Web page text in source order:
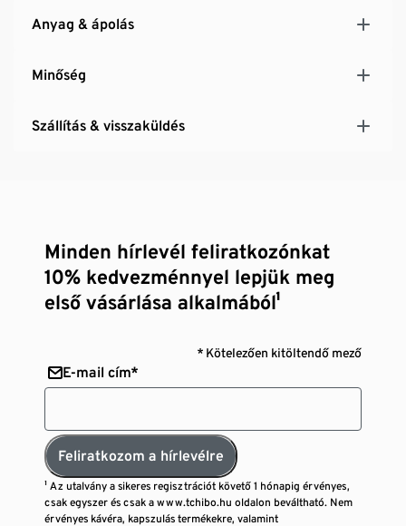
Anyag & ápolás
Minőség
Szállítás & visszaküldés
Minden hírlevél feliratkozónkat
10% kedvezménnyel lepjük meg
első vásárlása alkalmából¹
* Kötelezően kitöltendő mező
E-mail cím*
Feliratkozom a hírlevélre
¹ Az utalvány a sikeres regisztrációt követő 1 hónapig érvényes,
csak egyszer és csak a www.tchibo.hu oldalon beváltható. Nem
érvényes kávéra, kapszulás termékekre, valamint